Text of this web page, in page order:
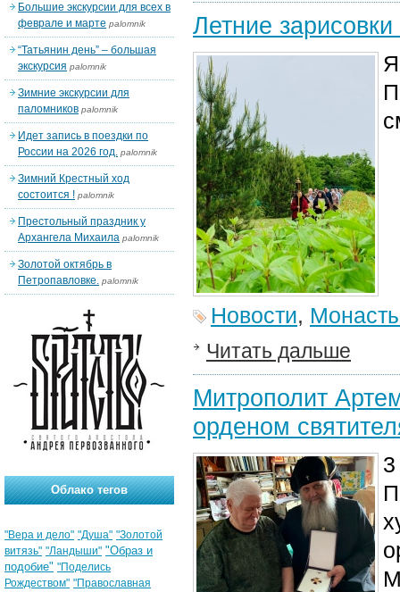
Летние
Новости,
Читать дальше
Митрополит
орденом
Большие экскурсии для всех в
феврале и марте palomnik
“Татьянин день” – большая
экскурсия palomnik
Зимние экскурсии для
паломников palomnik
Идет запись в поездки по
России на 2026 год. palomnik
Зимний Крестный ход
состоится ! palomnik
Престольный праздник у
Архангела Михаила palomnik
Золотой октябрь в
Петропавловке. palomnik
Облако тегов
"Вера и дело" "Душа" "Золотой
витязь" "Ландыши" "Образ и
подобие" "Поделись
Рождеством" "Православная